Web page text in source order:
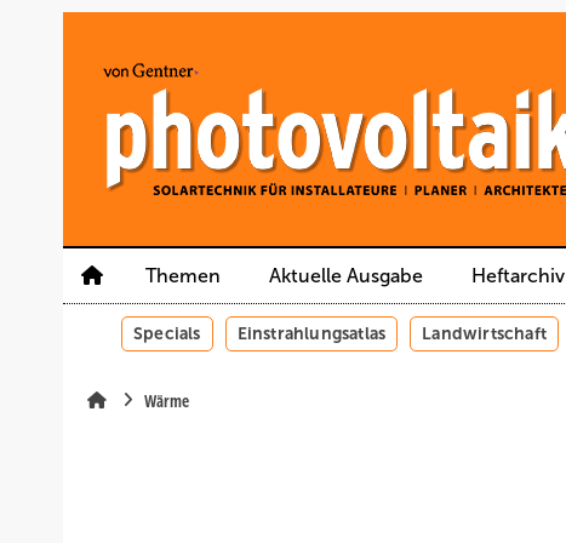
Themen Aktuelle Ausgabe Heftarchiv
Specials Einstrahlungsatlas Landwirtschaft
Wärme